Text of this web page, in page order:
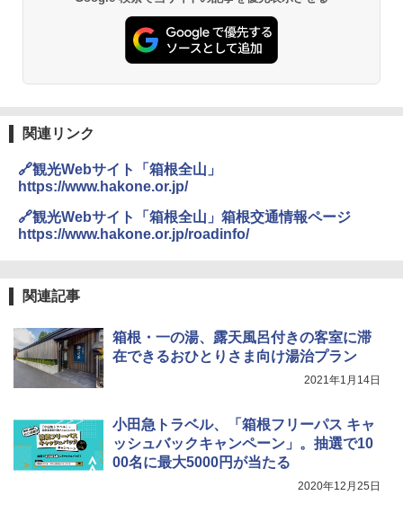
￥2,479
￥2,277
地球の歩き方 スター・ウォーズ
￥2,695
新しい日本地理 地図・統計・移動から読み
解く (講談社現代新書)
PYKES PEAK (パイクスピーク) 着替えテン
ト プライバシー テント 【中が透けない】 1
人用 折りたたみ 防災グッズ 災害用トイレ ビ
ーチ ピクニック ポップアップテント 携帯 簡
ENDLESS BASE 《めざましテレビで紹介》
テント ワンタッチ RENEW 幅200 2-3人用 43
500002(89232)
￥5,499
ュ(BC仕様) PATC-150B(EB)
Coleman(コールマン) ツーリングドーム/LD
X 2人用 3人用 キャンプ アウトドア フェス
収納 コンパクト 簡単設営 カンガルーテント
ソロキャンプ ソロテント
可能 安全ロック付き 高安全性 金属製耐久 コ
ンパクト多機能設計 持ち運び便利 アウトド
ア/オフィス/教育現場/展示会用 緑
防水 UVカット 4段階高さ調整 軽量 収納袋付
￥6,459
関の購入実績 登山・キャンプ・アウトドア・
防災用品 長期保存可能 緊急時用 日本国内発
ソーラー LED ランタン Type-C 充電式 ソー
ラーランタン IP65防水 キャンプ用品 防災グ
ッズ 6種類のライトモード 防災 吊り下げ 折
関連リンク
🔗観光Webサイト「箱根全山」
https://www.hakone.or.jp/
🔗観光Webサイト「箱根全山」箱根交通情報ページ
https://www.hakone.or.jp/roadinfo/
関連記事
箱根・一の湯、露天風呂付きの客室に滞
在できるおひとりさま向け湯治プラン
2021年1月14日
小田急トラベル、「箱根フリーパス キャ
ッシュバックキャンペーン」。抽選で10
00名に最大5000円が当たる
2020年12月25日